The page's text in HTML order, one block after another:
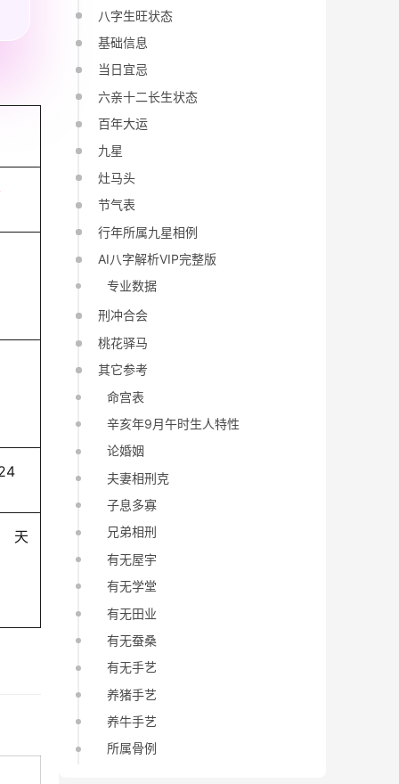
天
八字生旺状态
基础信息
当日宜忌
六亲十二长生状态
百年大运
九星
灶马头
节气表
行年所属九星相例
AI八字解析VIP完整版
专业数据
刑冲合会
桃花驿马
其它参考
命宫表
辛亥年9月午时生人特性
论婚姻
夫妻相刑克
子息多寡
兄弟相刑
有无屋宇
有无学堂
有无田业
有无蚕桑
有无手艺
养猪手艺
养牛手艺
所属骨例